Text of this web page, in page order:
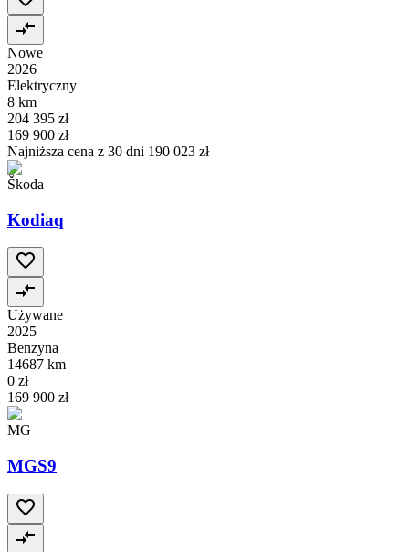
Nowe
2026
Elektryczny
8 km
204 395 zł
169 900 zł
Najniższa cena z 30 dni 190 023 zł
Škoda
Kodiaq
Używane
2025
Benzyna
14687 km
0 zł
169 900 zł
MG
MGS9